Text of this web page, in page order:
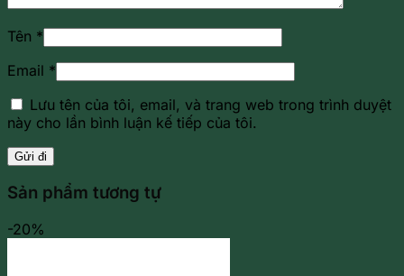
Tên *
Email *
Lưu tên của tôi, email, và trang web trong trình duyệt
này cho lần bình luận kế tiếp của tôi.
Sản phẩm tương tự
-20%